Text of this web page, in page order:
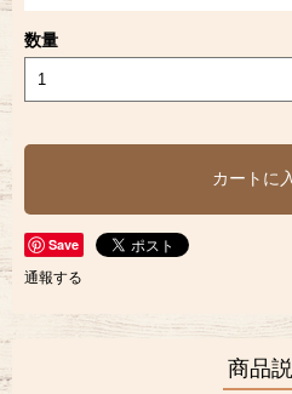
数量
カートに
Save
通報する
商品